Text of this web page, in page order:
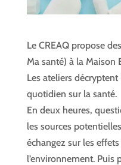
Le CREAQ propose
Ma santé) à la Maison
Les ateliers
quotidien sur la santé.
En deux heures,
les sources
échangez sur les
l’environnement. Puis